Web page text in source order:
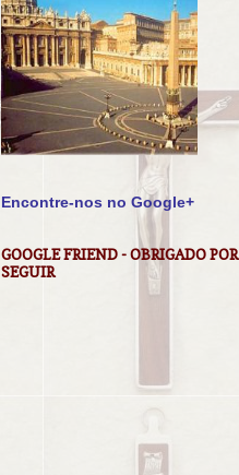
Encontre-nos no Google+
GOOGLE FRIEND - OBRIGADO POR
SEGUIR